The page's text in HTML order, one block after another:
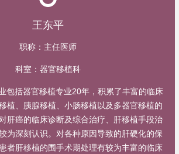
王东平
职称： 主任医师
科室： 器官移植科
包括器官移植专业20年，积累了丰富的临床
植、胰腺移植、小肠移植以及多器官移植的
肝癌的临床诊断及综合治疗、肝移植手段治
为深刻认识。对各种原因导致的肝硬化的保
者肝移植的围手术期处理有较为丰富的临床